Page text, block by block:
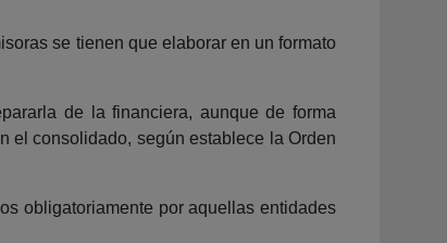
se tienen que elaborar en un formato
de la financiera, aunque de forma
el consolidado, según establece la Orden
obligatoriamente por aquellas entidades